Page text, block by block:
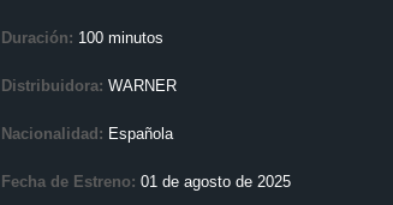
Duración: 100 minutos
Distribuidora: WARNER
Nacionalidad: Española
Fecha de Estreno: 01 de agosto de 2025